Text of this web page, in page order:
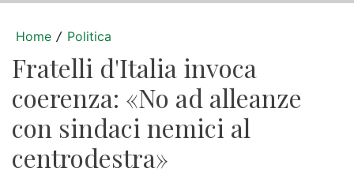
Home / Politica
Fratelli d'Italia invoca
coerenza: «No ad alleanze
con sindaci nemici al
centrodestra»